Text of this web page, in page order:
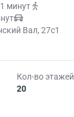
минут
Вал, 27с1
Кол-во этажей
20